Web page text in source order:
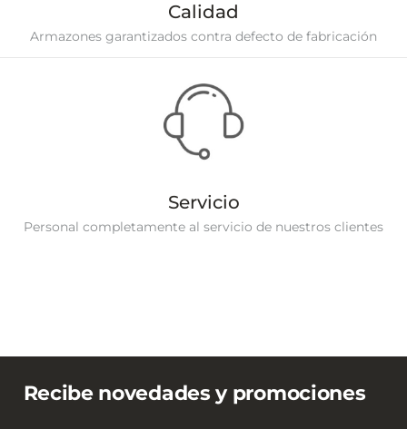
Calidad
Armazones garantizados contra defecto de fabricación
Servicio
Personal completamente al servicio de nuestros clientes
Recibe novedades y promociones